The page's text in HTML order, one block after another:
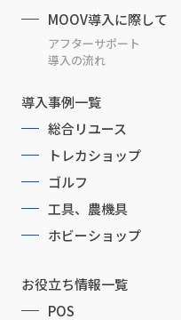
MOOV導入に際して
アフターサポート
導入の流れ
導入事例一覧
総合リユース
トレカショップ
ゴルフ
工具、農機具
ホビーショップ
お役立ち情報一覧
POS